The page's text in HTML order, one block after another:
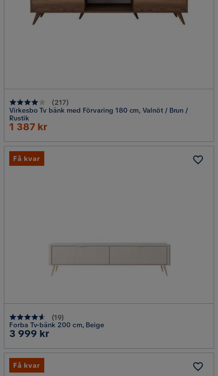
(217)
Virkesbo Tv bänk med Förvaring 180 cm, Valnöt / Brun /
Rustik
Rabatterat
1 387 kr
(19)
Forba Tv-bänk 200 cm, Beige
Pris
3 999 kr
Få kvar
Få kvar